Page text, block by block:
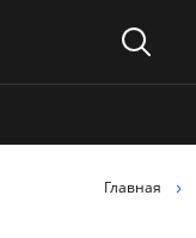
Главная